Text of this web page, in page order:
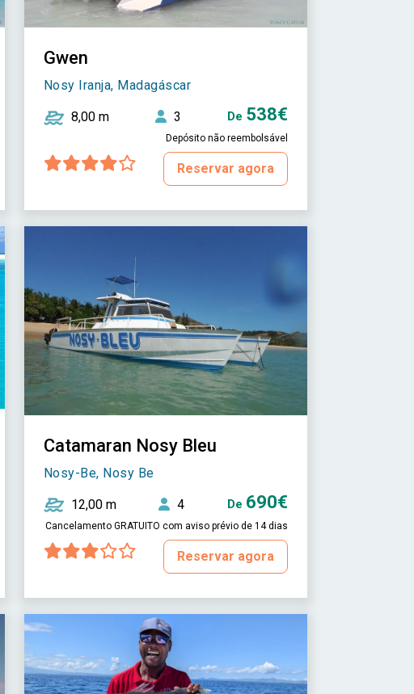
Gwen
Nosy Iranja, Madagáscar
8,00 m 3 De 538€
Depósito não reembolsável
Reservar agora
Catamaran Nosy Bleu
Nosy-Be, Nosy Be
12,00 m 4 De 690€
Cancelamento GRATUITO com aviso prévio de 14 dias
Reservar agora